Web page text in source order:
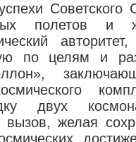
Советского
полетов и
по целям и
двух
желая